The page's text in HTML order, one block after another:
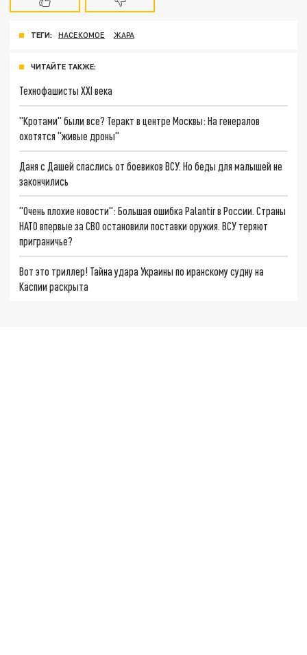
ТЕГИ: НАСЕКОМОЕ ЖАРА
ЧИТАЙТЕ ТАКЖЕ:
Технофашисты XXI века
"Кротами" были все? Теракт в центре Москвы: На генералов
охотятся "живые дроны"
Даня с Дашей спаслись от боевиков ВСУ. Но беды для малышей не
закончились
"Очень плохие новости": Большая ошибка Palantir в России. Страны
НАТО впервые за СВО остановили поставки оружия. ВСУ теряют
приграничье?
Вот это триллер! Тайна удара Украины по иранскому судну на
Каспии раскрыта